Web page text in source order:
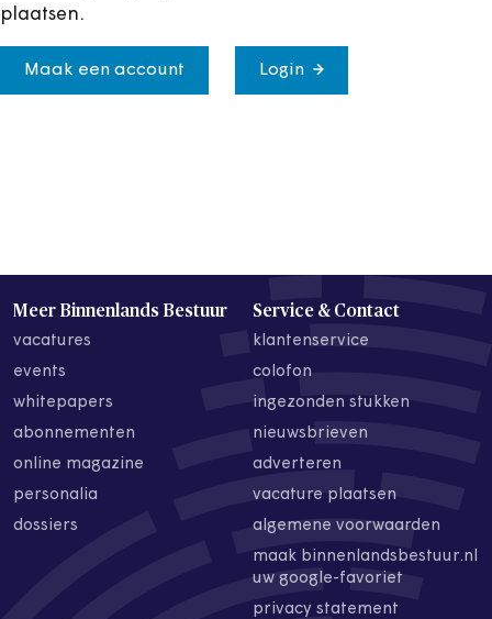
plaatsen.
Maak een account Login
Meer Binnenlands Bestuur
vacatures
events
whitepapers
abonnementen
online magazine
personalia
dossiers
Service & Contact
klantenservice
colofon
ingezonden stukken
nieuwsbrieven
adverteren
vacature plaatsen
algemene voorwaarden
maak binnenlandsbestuur.nl
uw google-favoriet
privacy statement